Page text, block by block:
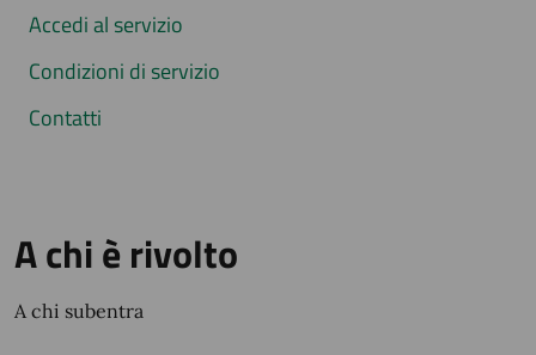
Accedi al servizio
Condizioni di servizio
Contatti
A chi è rivolto
A chi subentra